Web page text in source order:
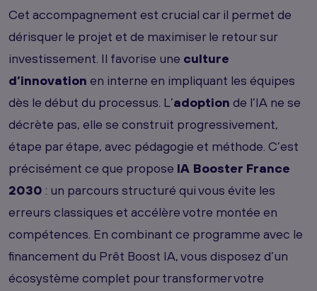
Cet accompagnement est crucial car il permet de
dérisquer le projet et de maximiser le retour sur
investissement. Il favorise une culture
d’innovation en interne en impliquant les équipes
dès le début du processus. L’adoption de l’IA ne se
décrète pas, elle se construit progressivement,
étape par étape, avec pédagogie et méthode. C’est
précisément ce que propose IA Booster France
2030 : un parcours structuré qui vous évite les
erreurs classiques et accélère votre montée en
compétences. En combinant ce programme avec le
financement du Prêt Boost IA, vous disposez d’un
écosystème complet pour transformer votre